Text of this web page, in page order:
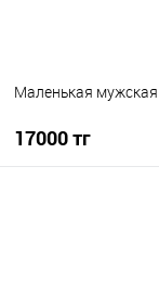
Маленькая
17000 тг